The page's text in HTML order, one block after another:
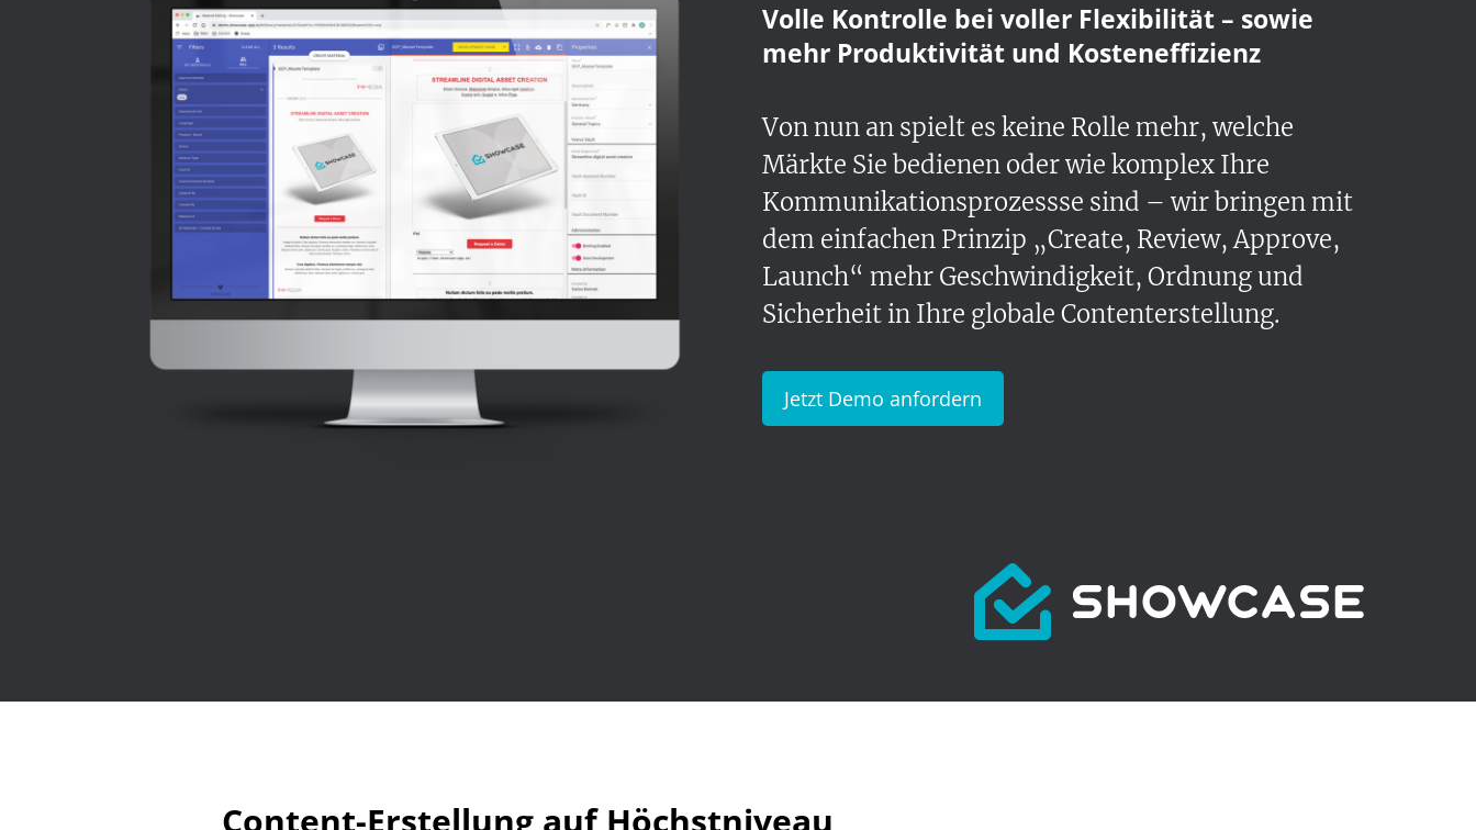
Volle Kontrolle bei voller Flexibilität – sowie
mehr Produktivität und Kosteneffizienz
Von nun an spielt es keine Rolle mehr, welche
Märkte Sie bedienen oder wie komplex Ihre
Kommunikationsprozessse sind – wir bringen mit
dem einfachen Prinzip „Create, Review, Approve,
Launch“ mehr Geschwindigkeit, Ordnung und
Sicherheit in Ihre globale Contenterstellung.
Jetzt Demo anfordern